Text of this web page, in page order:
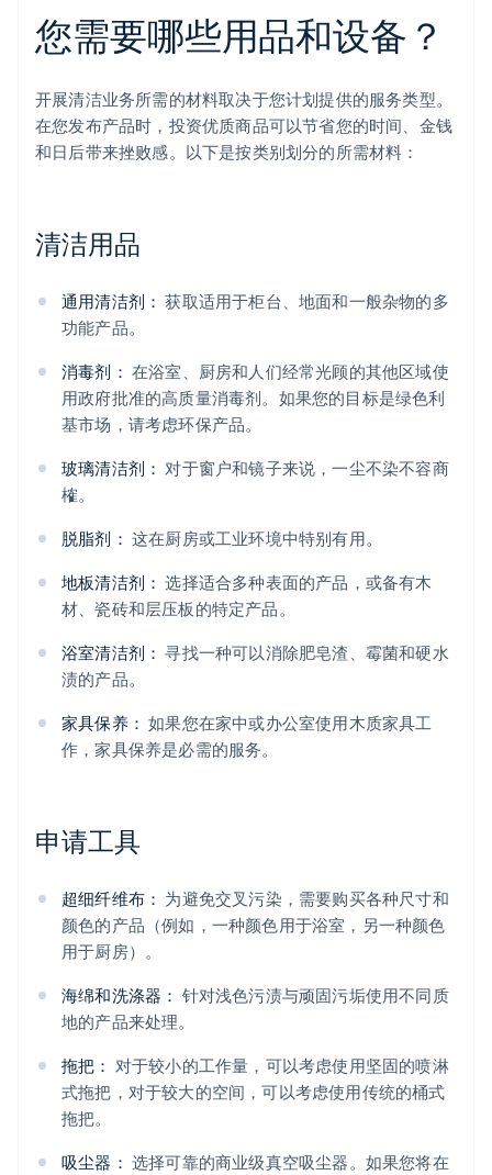
您需要哪些用品和设备？
开展清洁业务所需的材料取决于您计划提供的服务类型。
在您发布产品时，投资优质商品可以节省您的时间、金钱
和日后带来挫败感。以下是按类别划分的所需材料：
清洁用品
通用清洁剂： 获取适用于柜台、地面和一般杂物的多
功能产品。
消毒剂： 在浴室、厨房和人们经常光顾的其他区域使
用政府批准的高质量消毒剂。如果您的目标是绿色利
基市场，请考虑环保产品。
玻璃清洁剂： 对于窗户和镜子来说，一尘不染不容商
榷。
脱脂剂： 这在厨房或工业环境中特别有用。
地板清洁剂： 选择适合多种表面的产品，或备有木
材、瓷砖和层压板的特定产品。
浴室清洁剂： 寻找一种可以消除肥皂渣、霉菌和硬水
渍的产品。
家具保养： 如果您在家中或办公室使用木质家具工
作，家具保养是必需的服务。
申请工具
超细纤维布： 为避免交叉污染，需要购买各种尺寸和
颜色的产品（例如，一种颜色用于浴室，另一种颜色
用于厨房）。
海绵和洗涤器： 针对浅色污渍与顽固污垢使用不同质
地的产品来处理。
拖把： 对于较小的工作量，可以考虑使用坚固的喷淋
式拖把，对于较大的空间，可以考虑使用传统的桶式
拖把。
吸尘器： 选择可靠的商业级真空吸尘器。如果您将在